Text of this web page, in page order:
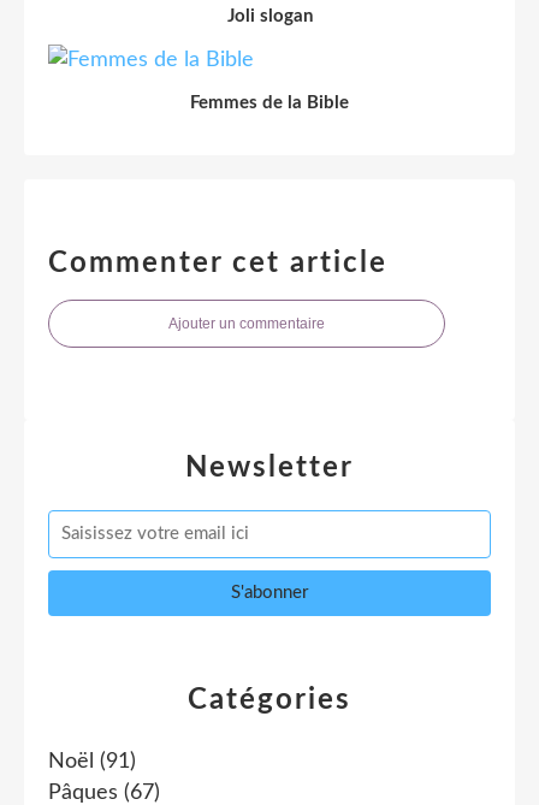
Joli slogan
Femmes de la Bible
Commenter cet article
Ajouter un commentaire
Newsletter
Catégories
Noël (91)
Pâques (67)